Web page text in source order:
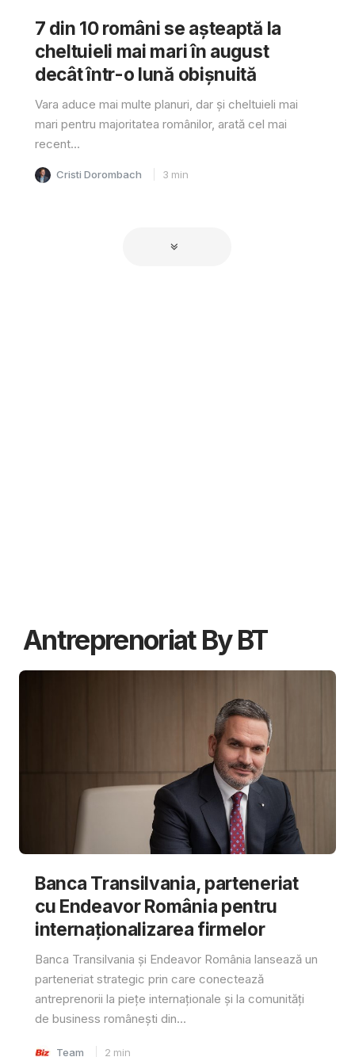
7 din 10 români se așteaptă la
cheltuieli mai mari în august
decât într-o lună obișnuită
Vara aduce mai multe planuri, dar și cheltuieli mai
mari pentru majoritatea românilor, arată cel mai
recent...
Cristi Dorombach 3 min
Antreprenoriat By BT
Banca Transilvania, parteneriat
cu Endeavor România pentru
internaționalizarea firmelor
Banca Transilvania și Endeavor România lansează un
parteneriat strategic prin care conectează
antreprenorii la piețe internaționale și la comunități
de business românești din...
Team 2 min